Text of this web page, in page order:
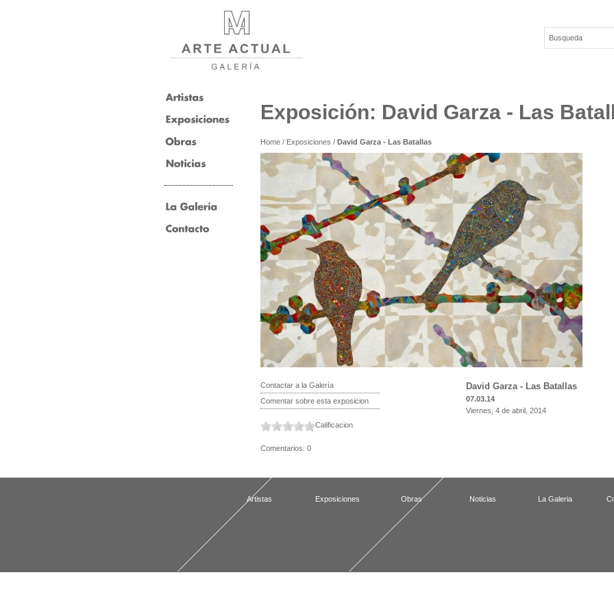
Exposición: David Garza - Las
Home/ Exposiciones / David Garza - Las Batallas
Contactar a la Galería
Comentar sobre esta exposicion
Calificacion
Comentarios: 0
David Garza - Las Batallas
07.03.14
Viernes, 4 de abril, 2014
Artistas Exposiciones Obras Noticias La Galeria